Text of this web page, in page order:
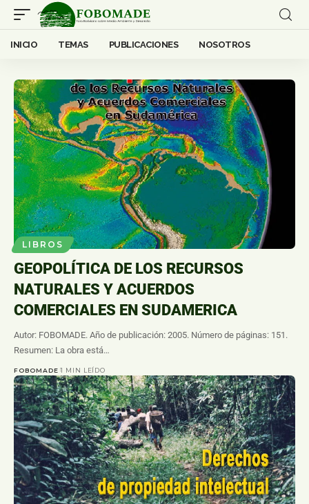
INICIO TEMAS PUBLICACIONES NOSOTROS
LIBROS
GEOPOLÍTICA DE LOS RECURSOS
NATURALES Y ACUERDOS
COMERCIALES EN SUDAMERICA
Autor: FOBOMADE. Año de publicación: 2005. Número de páginas: 151.
Resumen: La obra está…
FOBOMADE 1 MIN LEÍDO